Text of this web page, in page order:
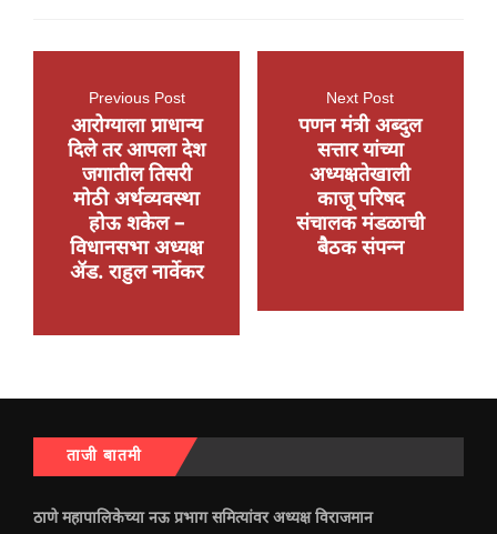
Previous Post
आरोग्याला प्राधान्य
दिले तर आपला देश
जगातील तिसरी
मोठी अर्थव्यवस्था
होऊ शकेल –
विधानसभा अध्यक्ष
ॲड. राहुल नार्वेकर
Next Post
पणन मंत्री अब्दुल
सत्तार यांच्या
अध्यक्षतेखाली
काजू परिषद
संचालक मंडळाची
बैठक संपन्न
ताजी बातमी
ठाणे महापालिकेच्या नऊ प्रभाग समित्यांवर अध्यक्ष विराजमान